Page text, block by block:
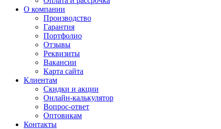
О компании
Производство
Гарантия
Портфолио
Отзывы
Реквизиты
Вакансии
Карта сайта
Клиентам
Скидки и акции
Онлайн-калькулятор
Вопрос-ответ
Оптовикам
Контакты